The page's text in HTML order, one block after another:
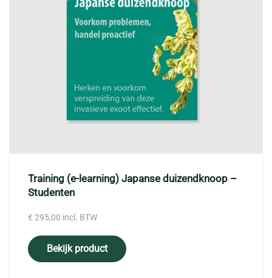
Training (e-learning) Japanse duizendknoop –
Studenten
€ 295,00 incl. BTW
Bekijk product